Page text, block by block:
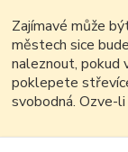
Zajímavé může
městech sice
naleznout, pokud
poklepete
svobodná. Ozve-